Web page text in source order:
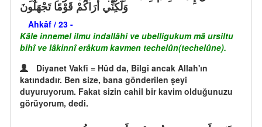
وَلَكِنِّي أَرَاكُمْ قَوْمًا تَجْهَلُونَ
Ahkâf / 23 -
Kâle innemel ilmu indallâhi ve ubelligukum mâ ursiltu
bihî ve lâkinnî erâkum kavmen techelûn(techelûne).
Diyanet Vakfi = Hûd da, Bilgi ancak Allah'ın
katındadır. Ben size, bana gönderilen şeyi
duyuruyorum. Fakat sizin cahil bir kavim olduğunuzu
görüyorum, dedi.